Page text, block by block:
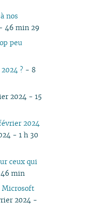
02
01
01
03
02
nos
46 min 29
peu
? - 8
2024 - 15
2024
- 1 h 30
ceux qui
min
Microsoft
2024 -